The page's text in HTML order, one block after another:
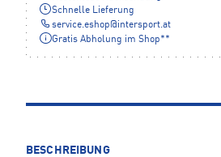
Schnelle Lieferung
service.eshop@intersport.at
Gratis Abholung im Shop**
BESCHREIBUNG